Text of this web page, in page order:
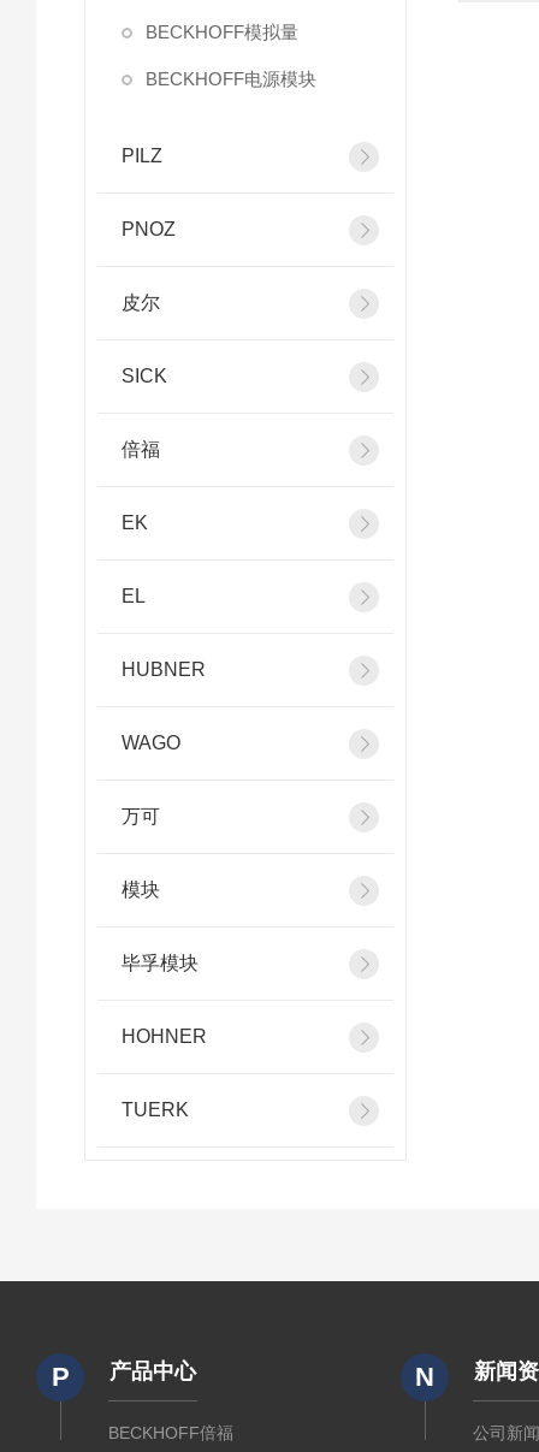
BECKHOFF模拟量
BECKHOFF电源模块
PILZ
PNOZ
皮尔
SICK
倍福
EK
EL
HUBNER
WAGO
万可
模块
毕孚模块
HOHNER
TUERK
P 产品中心
BECKHOFF倍福
N 新闻
公司新